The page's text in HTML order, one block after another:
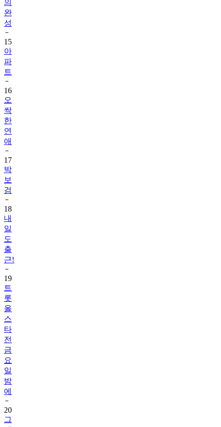
성
15
아
파
트
16
오
싹
한
연
애
17
박
보
검
18
내
일
도
출
근!
19
트
롯
올
스
타
전
금
요
일
밤
에
20
그
대
에